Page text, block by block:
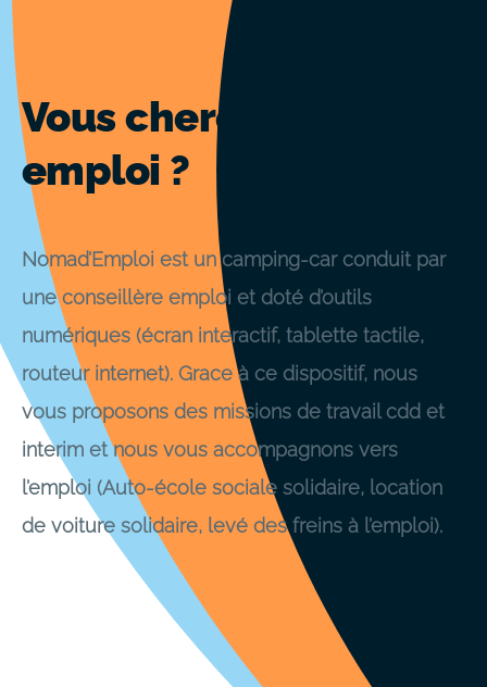
Vous cherchez un
emploi ?
Nomad’Emploi est un camping-car conduit par
une conseillère emploi et doté d’outils
numériques (écran interactif, tablette tactile,
routeur internet). Grace à ce dispositif, nous
vous proposons des missions de travail cdd et
interim et nous vous accompagnons vers
l’emploi (Auto-école sociale solidaire, location
de voiture solidaire, levé des freins à l’emploi).